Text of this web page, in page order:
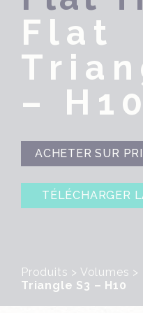
Flat
– H10
ACHETER SUR
TÉLÉCHARGER
Produits > Volumes >
Triangle S3 – H10